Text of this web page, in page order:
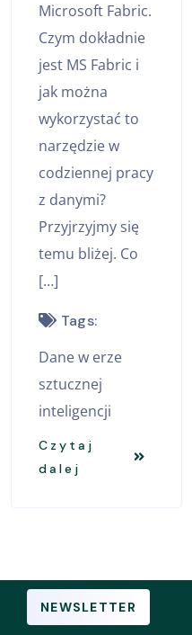
Microsoft Fabric.
Czym dokładnie
jest MS Fabric i
jak można
wykorzystać to
narzędzie w
codziennej pracy
z danymi?
Przyjrzyjmy się
temu bliżej. Co
[…]
Tags:
Dane w erze
sztucznej
inteligencji
Czytaj
dalej
NEWSLETTER